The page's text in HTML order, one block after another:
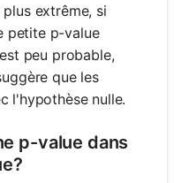
extrême, si
petite p-value
peu probable,
que les
l'hypothèse nulle.
p-value dans